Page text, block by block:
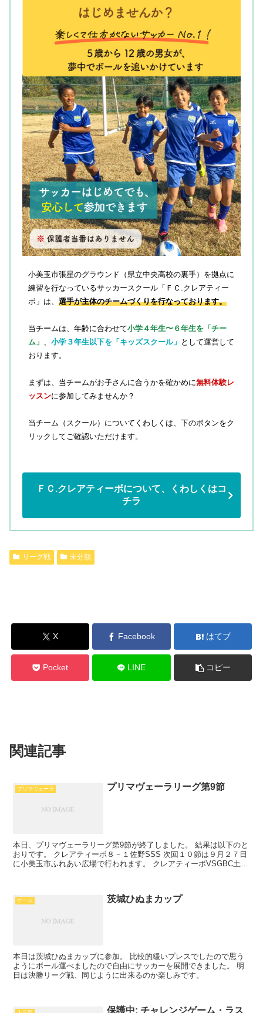
小美玉市張星のグラウンド（県立中央高校の裏手）を拠点に
練習を行なっているサッカースクール「ＦＣ.クレアティー
ボ」は、 選手が主体のチームづくりを行なっております。
当チームは、年齢に合わせて小学４年生〜６年生を「チー
ム」 、 小学３年生以下を「キッズスクール」 として運営して
おります。
まずは、当チームがお子さんに合うかを確かめに無料体験レ
ッスンに参加してみませんか？
当チーム（スクール）についてくわしくは、下のボタンをク
リックしてご確認いただけます。
ＦＣ.クレアティーボについて、くわしくはコ
チラ
リーグ戦 未分類
X Facebook はてブ
Pocket LINE コピー
関連記事
プリマヴェーラ プリマヴェーラリーグ第9節
本日、プリマヴェーラリーグ第9節が終了しました。 結果は以下のと
おりです。 クレアティーボ８－１佐野SSS 次回１０節は９月２７日
に小美玉市ふれあい広場で行われます。 クレアティーボVSGBC土浦
ゲーム 茨城ひぬまカップ
本日は茨城ひぬまカップに参加。 比較的緩いプレスでしたので思う
ようにボール運べましたので自由にサッカーを展開できました。 明
日は決勝リーグ戦、同じように出来るのか楽しみです。
保護中: チャレンジゲーム・ラス